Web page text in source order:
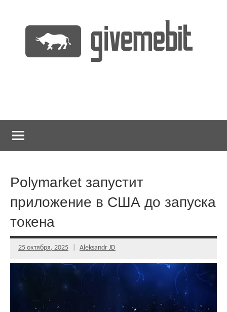
содержимому
Polymarket запустит
приложение в США до запуска
токена
25 октября, 2025 Aleksandr JD